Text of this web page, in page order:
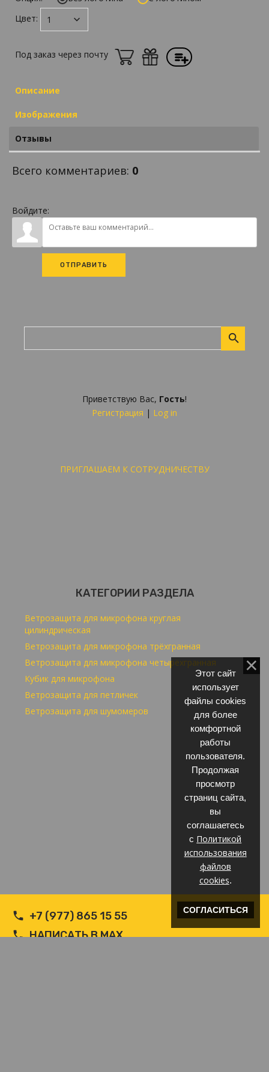
Приветствую Вас, Гость!
Регистрация | Log in
ПРИГЛАШАЕМ К СОТРУДНИЧЕСТВУ
КАТЕГОРИИ РАЗДЕЛА
Ветрозащита для микрофона круглая
цилиндрическая
Ветрозащита для микрофона трёхгранная
Ветрозащита для микрофона четырёхгранная
Кубик для микрофона
Ветрозащита для петличек
Ветрозащита для шумомеров
Цвет:
Под заказ через почту
Описание
Изображения
Отзывы
Всего комментариев: 0
Войдите:
ОТПРАВИТЬ
+7 (977) 865 15 55
НАПИСАТЬ В MAX
Этот сайт
использует
файлы cookies
для более
комфортной
работы
пользователя.
Продолжая
просмотр
страниц сайта,
вы
соглашаетесь
с Политикой
использования
файлов
cookies.
СОГЛАСИТЬСЯ